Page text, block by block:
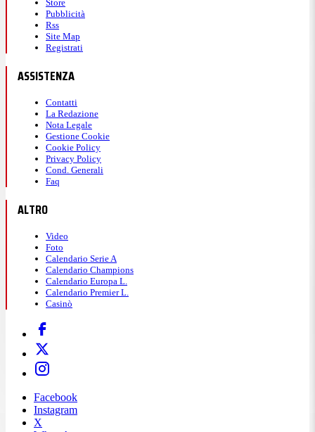
Store
Pubblicità
Rss
Site Map
Registrati
ASSISTENZA
Contatti
La Redazione
Nota Legale
Gestione Cookie
Cookie Policy
Privacy Policy
Cond. Generali
Faq
ALTRO
Video
Foto
Calendario Serie A
Calendario Champions
Calendario Europa L.
Calendario Premier L.
Casinò
Facebook
Instagram
X